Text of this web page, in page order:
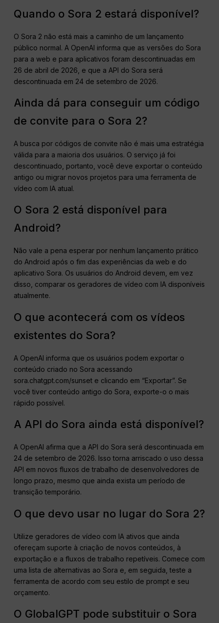
Quando o Sora 2 estará disponível?
O Sora 2 não está mais a caminho de um lançamento
público normal. A OpenAI informa que as versões do Sora
para a web e para aplicativos foram descontinuadas em
26 de abril de 2026, e que a API do Sora será
descontinuada em 24 de setembro de 2026.
Ainda dá para conseguir um código
de convite para o Sora 2?
A busca por códigos de convite não é mais uma estratégia
válida para a maioria dos usuários. O serviço já foi
descontinuado, portanto, você deve exportar o conteúdo
antigo ou migrar novos projetos para uma ferramenta de
vídeo com IA atual.
O Sora 2 está disponível para
Android?
Não vale a pena esperar por nenhum lançamento prático
do Android após o fim das experiências da web e do
aplicativo Sora. Os usuários do Android devem, em vez
disso, comparar os geradores de vídeo com IA disponíveis
atualmente.
O que acontecerá com os vídeos
existentes do Sora?
A OpenAI informa que os usuários podem exportar o
conteúdo criado no Sora acessando
sora.chatgpt.com/sunset e clicando em “Exportar”. Se
você tiver conteúdo antigo do Sora, exporte-o o mais
rápido possível.
A API do Sora ainda está disponível?
A OpenAI afirma que a API do Sora será descontinuada em
24 de setembro de 2026. Isso torna arriscado o uso dessa
API em novos fluxos de trabalho de desenvolvedores de
longo prazo, mesmo que ainda exista um período de
transição temporário.
O que devo usar no lugar do Sora 2?
Utilize geradores de vídeo com IA ativos que ainda
ofereçam suporte à criação de novos conteúdos, à
exportação e a fluxos de trabalho repetíveis. Comece com
uma lista de alternativas ao Sora e, em seguida, teste a
ferramenta de acordo com seu estilo de prompt e seu
orçamento.
O GlobalGPT pode substituir o Sora